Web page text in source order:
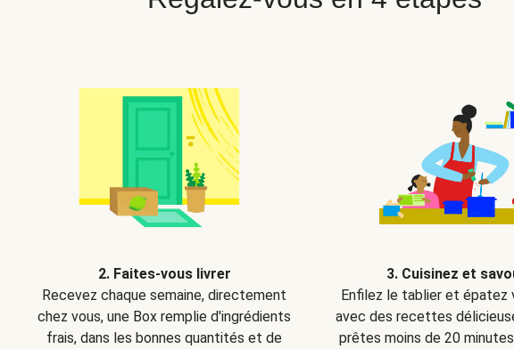
2. Faites-vous livrer
Recevez chaque semaine, directement
chez vous, une Box remplie d'ingrédients
frais, dans les bonnes quantités et de
3. Cuisinez et
Enfilez le tablier et épatez
avec des recettes
prêtes moins de 20